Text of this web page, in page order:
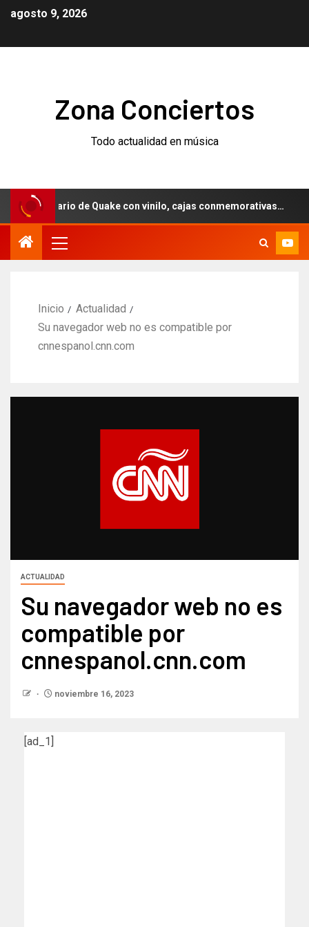
agosto 9, 2026
Zona Conciertos
Todo actualidad en música
de Quake con vinilo, cajas conmemorativas…
Inicio
Actualidad
Su navegador web no es compatible por
cnnespanol.cnn.com
ACTUALIDAD
Su navegador web no es
compatible por
cnnespanol.cnn.com
noviembre 16, 2023
[ad_1]